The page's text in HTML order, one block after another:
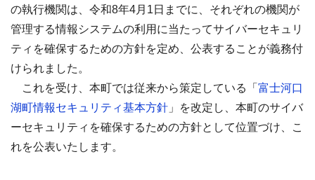
の執行機関は、令和8年4月1日までに、それぞれの機関が
管理する情報システムの利用に当たってサイバーセキュリ
ティを確保するための方針を定め、公表することが義務付
けられました。
これを受け、本町では従来から策定している「 富士河口
湖町情報セキュリティ基本方針 」を改定し、本町のサイバ
ーセキュリティを確保するための方針として位置づけ、こ
れを公表いたします。